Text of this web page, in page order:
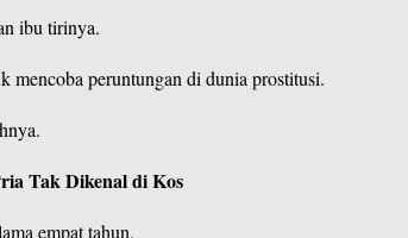
ibu tirinya.
peruntungan di dunia prostitusi.
Tak Dikenal di Kos
empat tahun.